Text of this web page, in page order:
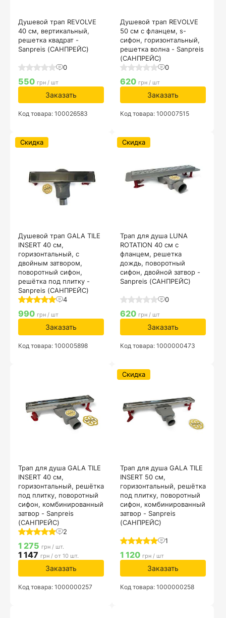
Душевой трап REVOLVE
40 см, вертикальный,
решетка квадрат -
Sanpreis (САНПРЕЙС)
0
550 грн / шт
Заказать
Код товара: 100026583
Душевой трап REVOLVE
50 см с фланцем, s-
сифон, горизонтальный,
решетка волна - Sanpreis
(САНПРЕЙС)
0
620 грн / шт
Заказать
Код товара: 100007515
Душевой трап GALA TILE
INSERT 40 см,
горизонтальный, с
двойным затвором,
поворотный сифон,
решётка под плитку -
Sanpreis (САНПРЕЙС)
4
Скидка
990 грн / шт
Заказать
Код товара: 100005898
Трап для душа LUNA
ROTATION 40 см с
фланцем, решетка
дождь, поворотный
сифон, двойной затвор -
Sanpreis (САНПРЕЙС)
0
Скидка
620 грн / шт
Заказать
Код товара: 1000000473
Трап для душа GALA TILE
INSERT 40 см,
горизонтальный, решётка
под плитку, поворотный
сифон, комбинированный
затвор - Sanpreis
(САНПРЕЙС)
2
1 275 грн / шт.
1 147 грн / от 10 шт.
Заказать
Код товара: 1000000257
Трап для душа GALA TILE
INSERT 50 см,
горизонтальный, решётка
под плитку, поворотный
сифон, комбинированный
затвор - Sanpreis
(САНПРЕЙС)
1
Скидка
1 120 грн / шт
Заказать
Код товара: 1000000258